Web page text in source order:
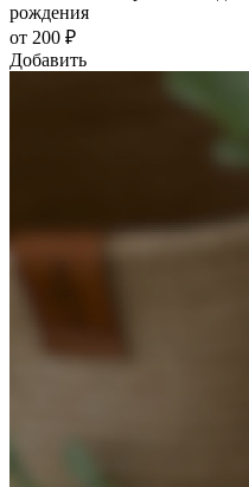
рождения
от 200 ₽
Добавить